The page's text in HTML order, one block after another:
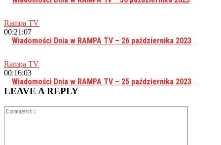
Rampa TV
00:21:07
Wiadomości Dnia w RAMPA TV – 26 października 2023
Rampa TV
00:16:03
Wiadomości Dnia w RAMPA TV – 25 października 2023
LEAVE A REPLY